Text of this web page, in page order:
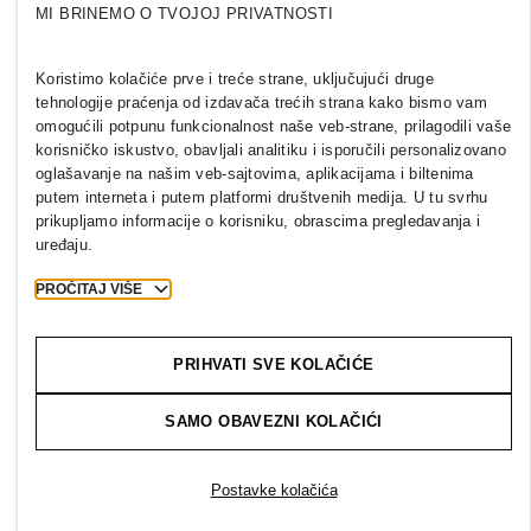
SERBIA
Kolačići Cookie Settings
H&M.com
2026 H & M Hennes and Mauritz AB.
Thejo
MI BRINEMO O TVOJOJ PRIVATNOSTI
Koristimo kolačiće prve i treće strane, uključujući druge
tehnologije praćenja od izdavača trećih strana kako bismo vam
omogućili potpunu funkcionalnost naše veb-strane, prilagodili vaše
korisničko iskustvo, obavljali analitiku i isporučili personalizovano
oglašavanje na našim veb-sajtovima, aplikacijama i biltenima
putem interneta i putem platformi društvenih medija. U tu svrhu
prikupljamo informacije o korisniku, obrascima pregledavanja i
uređaju.
PROČITAJ VIŠE
PRIHVATI SVE KOLAČIĆE
SAMO OBAVEZNI KOLAČIĆI
Postavke kolačića